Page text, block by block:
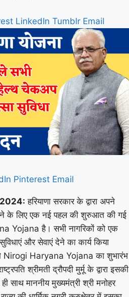
LinkedIn Tumblr Email
Pinterest Email
हरियाणा सरकार के द्वारा अपने
के लिए एक नई पहल की शुरुआत की गई
Yojana है। सभी नागरिकों को एक
और सेवाएं देने का कार्य किया
ने Nirogi Haryana Yojana का शुभारंभ
श्रीमती द्रौपदी मुर्मू के द्वारा इसकी
साथ माननीय मुख्यमंत्री श्री मनोहर